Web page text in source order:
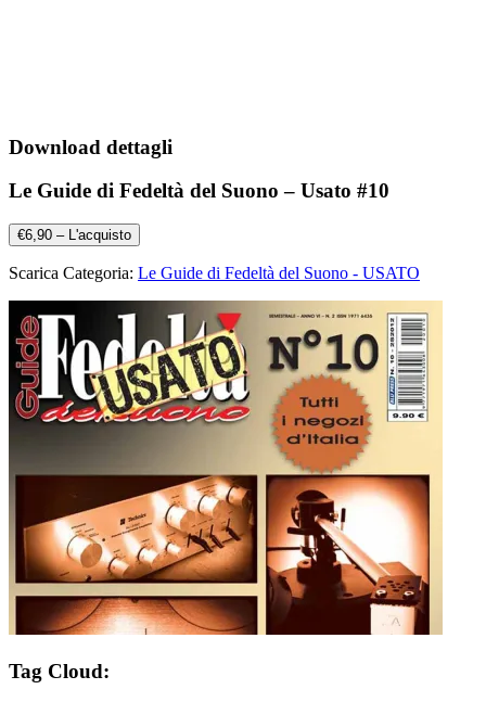
Download dettagli
Le Guide di Fedeltà del Suono – Usato #10
€6,90 – L'acquisto
Scarica Categoria: Le Guide di Fedeltà del Suono - USATO
Tag Cloud: